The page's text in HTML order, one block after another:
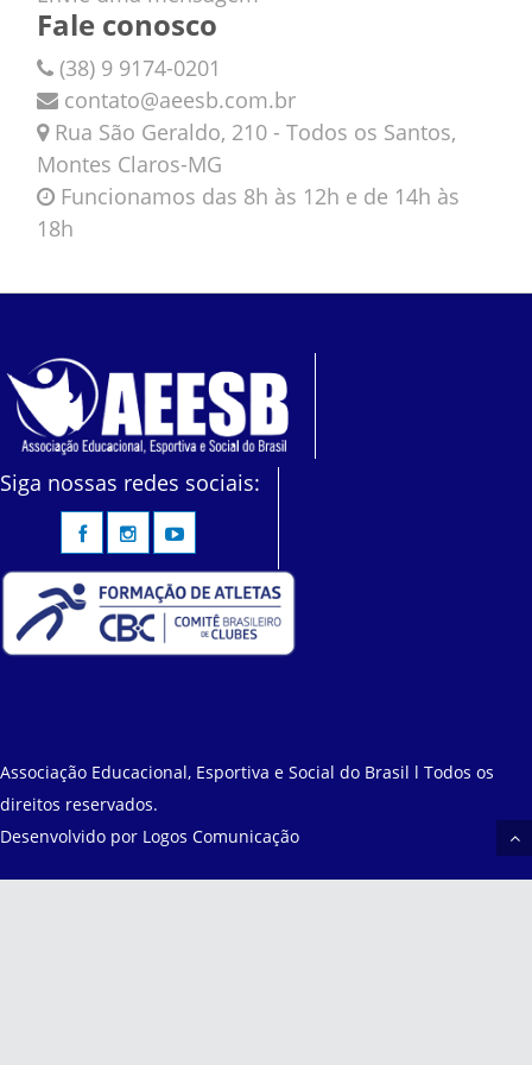
Fale conosco
(38) 9 9174-0201
contato@aeesb.com.br
Rua São Geraldo, 210 - Todos os Santos,
Montes Claros-MG
Funcionamos das 8h às 12h e de 14h às
18h
Siga nossas redes sociais:
Associação Educacional, Esportiva e Social do Brasil l Todos os
direitos reservados.
Desenvolvido por Logos Comunicação